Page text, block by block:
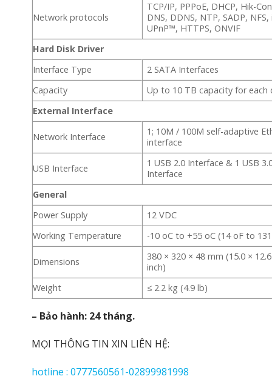
Network protocols
TCP/IP, PPPoE, DHCP, Hik-
DNS, DDNS, NTP, SADP, NFS,
UPnP™, HTTPS, ONVIF
Hard Disk Driver
Interface Type
2 SATA Interfaces
Capacity
Up to 10 TB capacity for each
External Interface
Network Interface
1; 10M / 100M self-adaptive
interface
USB Interface
1 USB 2.0 Interface & 1 USB
Interface
General
Power Supply
12 VDC
Working Temperature
-10 oC to +55 oC (14 oF to
Dimensions
380 × 320 × 48 mm (15.0 ×
inch)
Weight
≤ 2.2 kg (4.9 lb)
– Bảo hành: 24 tháng.
MỌI THÔNG TIN XIN LIÊN HỆ:
hotline : 0777560561-02899981998